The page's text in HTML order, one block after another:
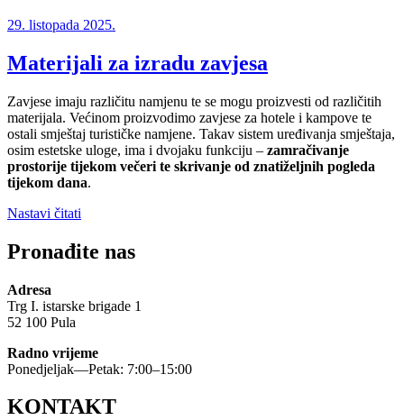
Objavljeno
29. listopada 2025.
Materijali za izradu zavjesa
Zavjese imaju različitu namjenu te se mogu proizvesti od različitih
materijala. Većinom proizvodimo zavjese za hotele i kampove te
ostali smještaj turističke namjene. Takav sistem uređivanja smještaja,
osim estetske uloge, ima i dvojaku funkciju – zamračivanje
prostorije tijekom večeri te skrivanje od znatiželjnih pogleda
tijekom dana.
Nastavi čitati
izradu
zavjesa”
Pronađite nas
Adresa
Trg I. istarske brigade 1
52 100 Pula
Radno vrijeme
Ponedjeljak—Petak: 7:00–15:00
KONTAKT